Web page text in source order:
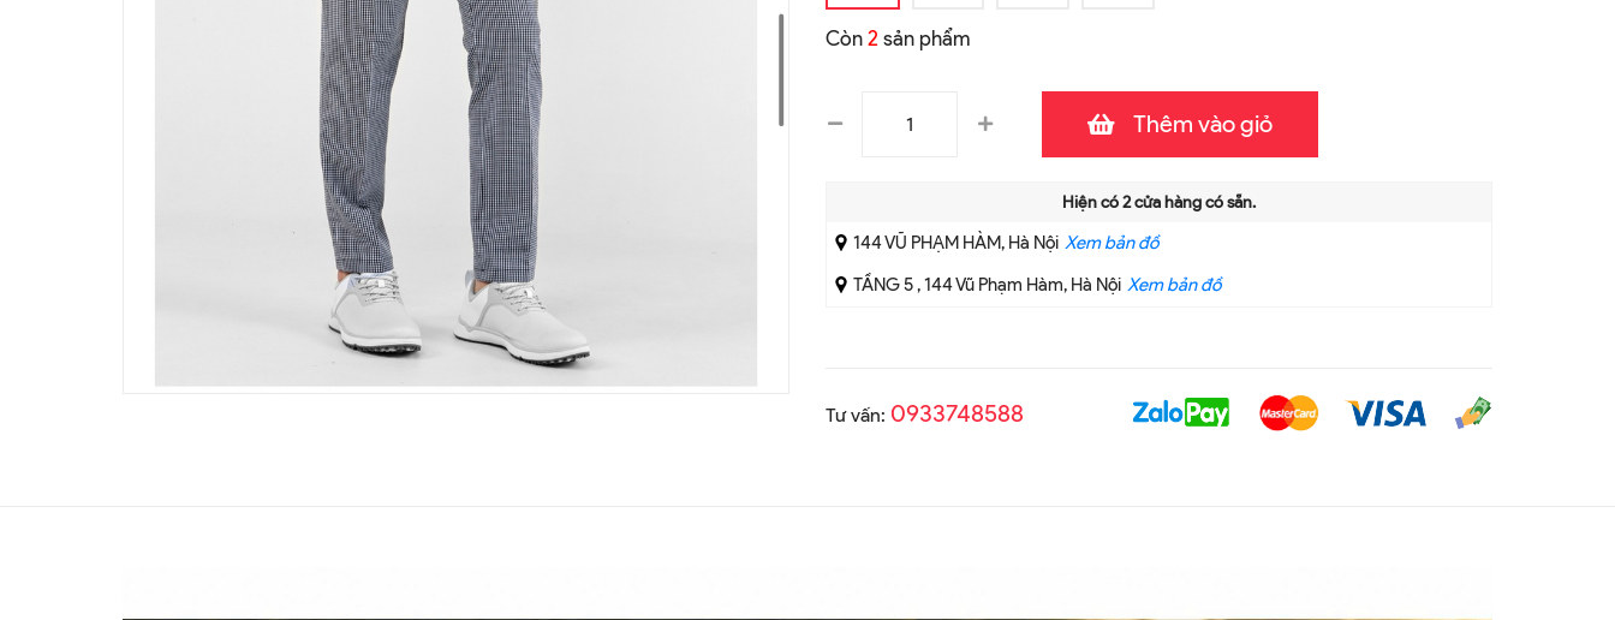
Còn 2 sản phẩm
Thêm vào giỏ
Hiện có2cửa hàng có sẵn.
144 VŨ PHẠM HÀM, Hà Nội Xem bản đồ
TẦNG 5 , 144 Vũ Phạm Hàm, Hà Nội Xem bản đồ
Tư vấn: 0933748588